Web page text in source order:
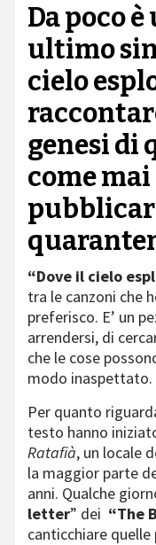
Da poco
ultimo
cielo
genesi di
come
“Dove il cielo
tra le canzoni che
preferisco. E’ un
arrendersi, di
che le cose
modo inaspettato.
Per quanto
testo hanno
Ratafià, un locale
la maggior parte
anni. Qualche
letter” dei “The
canticchiare